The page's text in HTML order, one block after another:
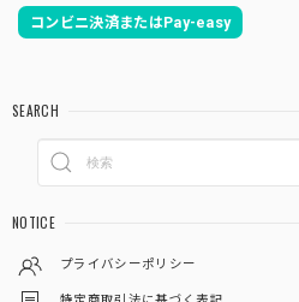
コンビニ決済またはPay-easy
SEARCH
NOTICE
プライバシーポリシー